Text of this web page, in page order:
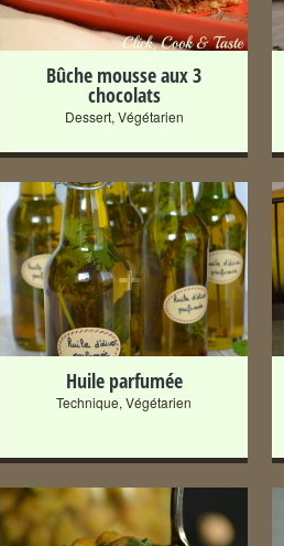
Bûche mousse aux 3
chocolats
Dessert, Végétarien
+
Huile parfumée
Technique, Végétarien